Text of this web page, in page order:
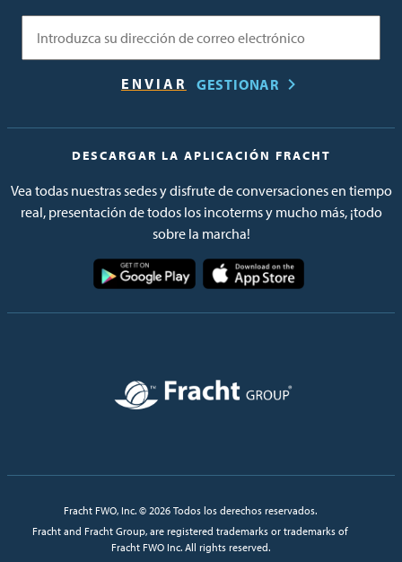
GESTIONAR
DESCARGAR LA APLICACIÓN FRACHT
Vea todas nuestras sedes y disfrute de conversaciones en tiempo
real, presentación de todos los incoterms y mucho más, ¡todo
sobre la marcha!
Imagen
Imagen
Fracht FWO, Inc. © 2026 Todos los derechos reservados.
Fracht and Fracht Group, are registered trademarks or trademarks of
Fracht FWO Inc. All rights reserved.